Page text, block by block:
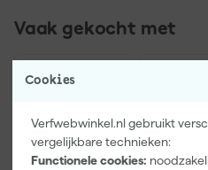
Cookies
Verfwebwinkel.nl gebruikt
vergelijkbare technieken:
Functionele cookies:
Vaak gekocht met